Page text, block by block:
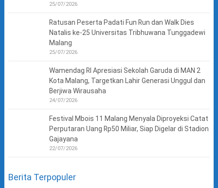
25/07/2026
Ratusan Peserta Padati Fun Run dan Walk Dies
Natalis ke-25 Universitas Tribhuwana Tunggadewi
Malang
25/07/2026
Wamendag RI Apresiasi Sekolah Garuda di MAN 2
Kota Malang, Targetkan Lahir Generasi Unggul dan
Berjiwa Wirausaha
24/07/2026
Festival Mbois 11 Malang Menyala Diproyeksi Catat
Perputaran Uang Rp50 Miliar, Siap Digelar di Stadion
Gajayana
22/07/2026
Berita Terpopuler